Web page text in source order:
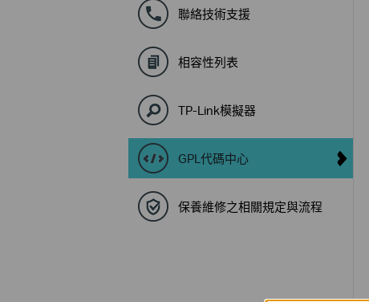
聯絡技術支援
相容性列表
TP-Link模擬器
GPL代碼中心
保養維修之相關規定與流程